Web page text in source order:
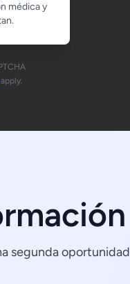
médica y
apply.
segunda oportunidad